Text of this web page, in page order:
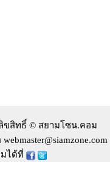
ขสิทธิ์ © สยามโซน.คอม
ได้ที่